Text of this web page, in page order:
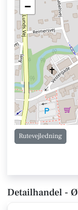
−
Rutevejledning
Detailhandel -